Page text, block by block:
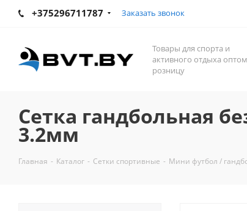
+375296711787 Заказать звонок
Товары для спорта и
активного отдыха
розницу
Сетка гандбольная
3.2мм
Главная - Каталог - Сетки спортивные - Мини футбол /